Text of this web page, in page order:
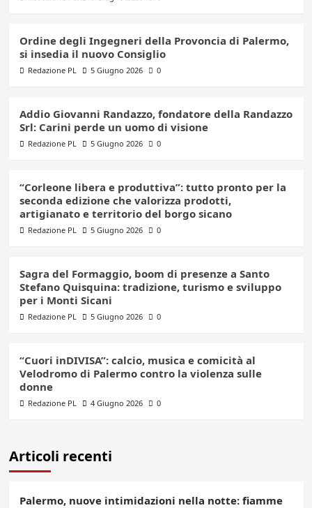
Ordine degli Ingegneri della Provoncia di Palermo,
si insedia il nuovo Consiglio
Redazione PL 5 Giugno 2026 0
Addio Giovanni Randazzo, fondatore della Randazzo
Srl: Carini perde un uomo di visione
Redazione PL 5 Giugno 2026 0
“Corleone libera e produttiva”: tutto pronto per la
seconda edizione che valorizza prodotti,
artigianato e territorio del borgo sicano
Redazione PL 5 Giugno 2026 0
Sagra del Formaggio, boom di presenze a Santo
Stefano Quisquina: tradizione, turismo e sviluppo
per i Monti Sicani
Redazione PL 5 Giugno 2026 0
“Cuori inDIVISA”: calcio, musica e comicità al
Velodromo di Palermo contro la violenza sulle
donne
Redazione PL 4 Giugno 2026 0
Articoli recenti
Palermo, nuove intimidazioni nella notte: fiamme